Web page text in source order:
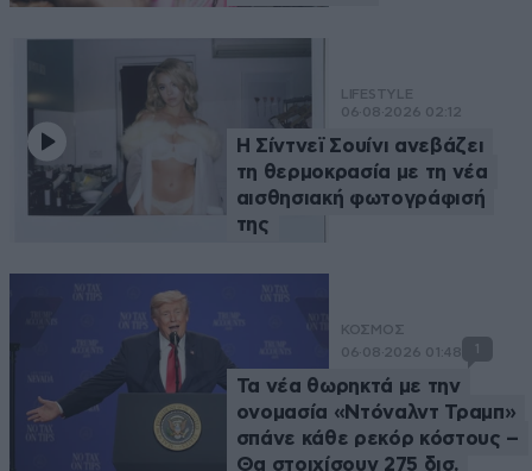
LIFESTYLE
06·08·2026 02:12
Η Σίντνεϊ Σουίνι ανεβάζει
τη θερμοκρασία με τη νέα
αισθησιακή φωτογράφισή
της
ΚΟΣΜΟΣ
06·08·2026 01:48
1
Τα νέα θωρηκτά με την
ονομασία «Ντόναλντ Τραμπ»
σπάνε κάθε ρεκόρ κόστους –
Θα στοιχίσουν 275 δισ.